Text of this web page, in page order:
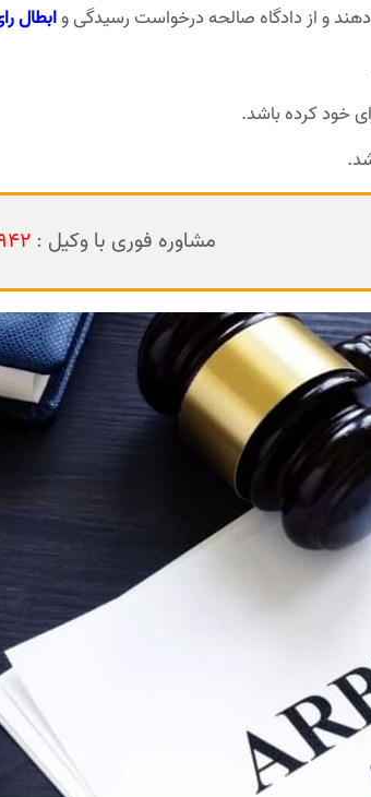
و از دادگاه صالحه درخواست رسیدگی وابطال
خود کرده باشد.
مشاوره فوری با وکیل :